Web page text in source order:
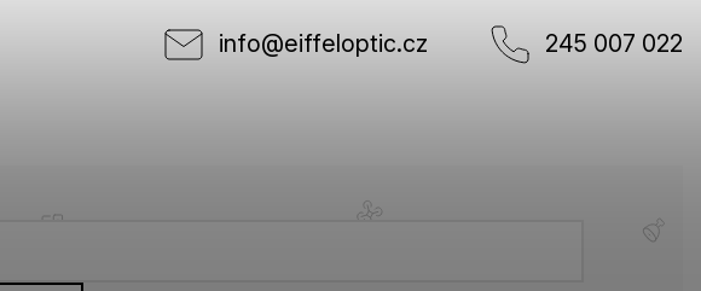
info@eiffeloptic.cz 245 007 022